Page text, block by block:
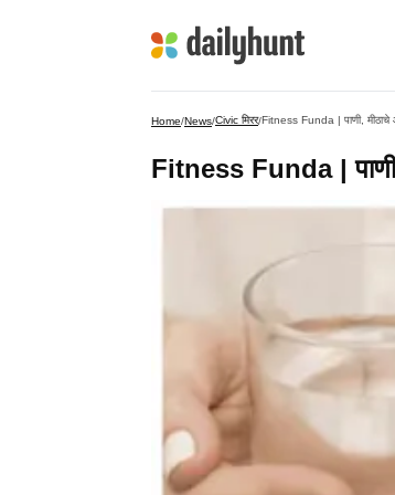
Home/News/Civic मिरर/Fitness Funda | पाणी, मीठाचे
Fitness Funda |